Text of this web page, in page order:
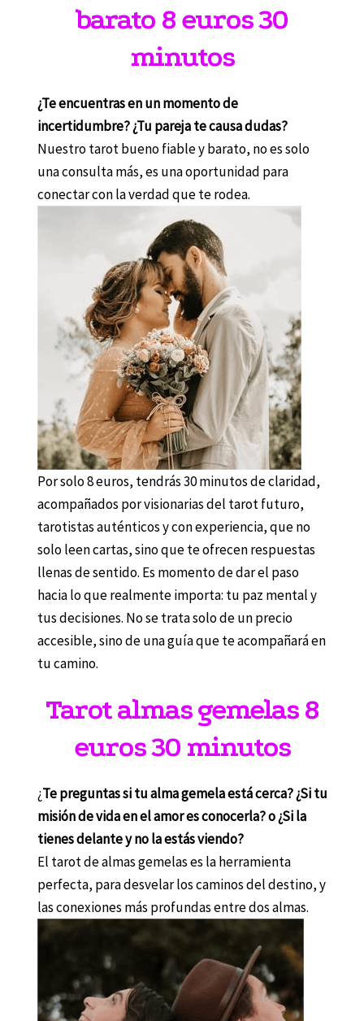
barato 8 euros 30
minutos
¿Te encuentras en un momento de
incertidumbre? ¿Tu pareja te causa dudas?
Nuestro tarot bueno fiable y barato, no es solo
una consulta más, es una oportunidad para
conectar con la verdad que te rodea.
Por solo 8 euros, tendrás 30 minutos de claridad,
acompañados por visionarias del tarot futuro,
tarotistas auténticos y con experiencia, que no
solo leen cartas, sino que te ofrecen respuestas
llenas de sentido. Es momento de dar el paso
hacia lo que realmente importa: tu paz mental y
tus decisiones. No se trata solo de un precio
accesible, sino de una guía que te acompañará en
tu camino.
Tarot almas gemelas 8
euros 30 minutos
¿Te preguntas si tu alma gemela está cerca? ¿Si tu
misión de vida en el amor es conocerla? o ¿Si la
tienes delante y no la estás viendo?
El tarot de almas gemelas es la herramienta
perfecta, para desvelar los caminos del destino, y
las conexiones más profundas entre dos almas.